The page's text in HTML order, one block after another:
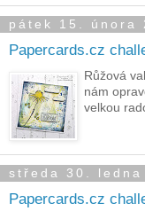
pátek 15. února
Papercards.cz
Růžová
nám
velkou
středa 30. ledna
Papercards.cz